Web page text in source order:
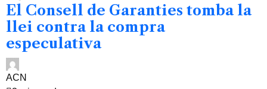
El Consell de Garanties tomba la
llei contra la compra
especulativa
ACN